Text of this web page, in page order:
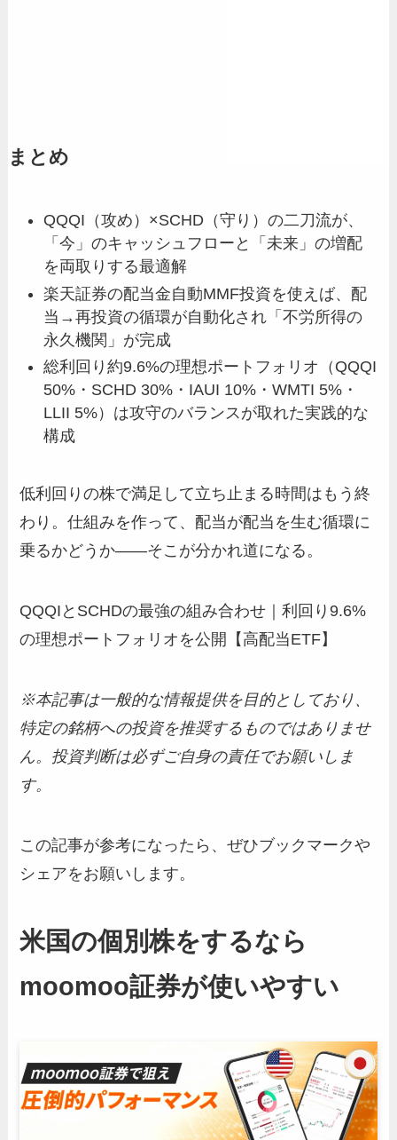
まとめ
QQQI（攻め）×SCHD（守り）の二刀流が、
「今」のキャッシュフローと「未来」の増配
を両取りする最適解
楽天証券の配当金自動MMF投資を使えば、配
当→再投資の循環が自動化され「不労所得の
永久機関」が完成
総利回り約9.6%の理想ポートフォリオ（QQQI
50%・SCHD 30%・IAUI 10%・WMTI 5%・
LLII 5%）は攻守のバランスが取れた実践的な
構成
低利回りの株で満足して立ち止まる時間はもう終
わり。仕組みを作って、配当が配当を生む循環に
乗るかどうか——そこが分かれ道になる。
QQQIとSCHDの最強の組み合わせ｜利回り9.6%
の理想ポートフォリオを公開【高配当ETF】
※本記事は一般的な情報提供を目的としており、
特定の銘柄への投資を推奨するものではありませ
ん。投資判断は必ずご自身の責任でお願いしま
す。
この記事が参考になったら、ぜひブックマークや
シェアをお願いします。
米国の個別株をするなら
moomoo証券が使いやすい